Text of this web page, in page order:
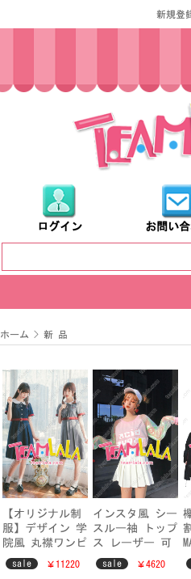
新規登
ログイン お問い
ホーム > 新 品
【オリジナル制
服】デザイン 学
院風 丸襟ワンピ
ース 可愛い お
嬢さん風 JK制服
sale ￥11220
インスタ風 シー
スルー袖 トップ
ス レーザー 可
愛い ピンク オ
シャレ ファッシ
sale ￥4620